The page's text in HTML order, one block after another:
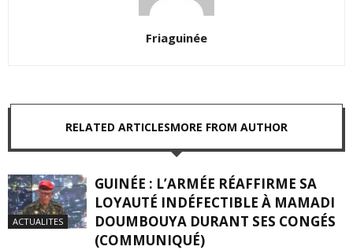
Friaguinée
RELATED ARTICLESMORE FROM AUTHOR
ACTUALITES
GUINÉE : L’ARMÉE RÉAFFIRME SA
LOYAUTÉ INDÉFECTIBLE À MAMADI
DOUMBOUYA DURANT SES CONGÉS
(COMMUNIQUÉ)